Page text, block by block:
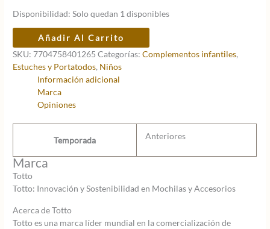
Disponibilidad: Solo quedan 1 disponibles
ESTUCHE
DOBLE
TOTTO
cantidad
Añadir Al Carrito
SKU:7704758401265 Categorías:Complementos infantiles,
Estuches y Portatodos, Niños
Información adicional
Marca
Opiniones
Temporada Anteriores
Marca
Totto
Totto: Innovación y Sostenibilidad en Mochilas y Accesorios
Acerca de Totto
Totto es una marca líder mundial en la comercialización de